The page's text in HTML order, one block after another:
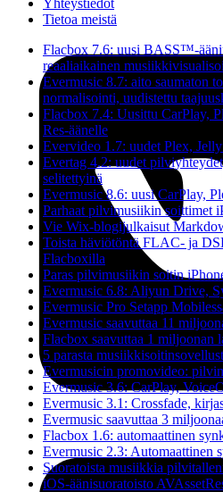
Yhteystiedot
Tietoa meistä
Flacbox 7.6: uusi BASS™-
reaaliaikainen
Evermusic 8.7: aito saumaton
normalisointi, uudistettu
Flacbox 7.4: Uusittu CarPlay,
Res-äänelle
Evervideo 1.7: uudet Plex,
Evertag 4.2: uudet
selitettyinä
Evermusic 8.6: uusi CarPlay,
Parhaat pilvimusiikin soittimet
Vie Wix-blogijulkaisut
Toista häviötöntä FLAC- ja
Flacboxilla
Paras pilvimusiikin soitin
Evermusic 6.8: Aliyun Drive,
Evermusic Pro Setapp
Evermusic saavuttaa 11
Flacbox saavuttaa 1 miljoonan
5 parasta
Evermusicin promovideo:
Evermusic 3.6: CarPlay,
Evermusic 3.1: Crossfade,
Evermusic saavuttaa 3
Flacbox 1.6: automaattinen
Evermusic 2.3: Automaattinen
Suoratoista musiikkia
iOS-äänisuoratoisto